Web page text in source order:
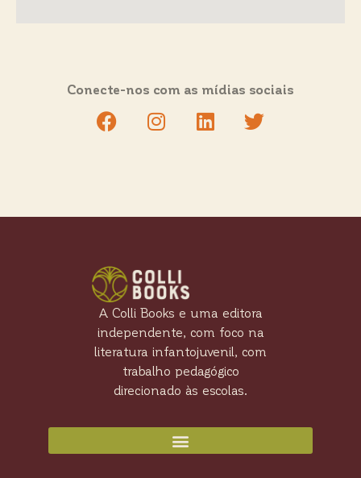
Conecte-nos com as mídias sociais
A Colli Books e uma editora
independente, com foco na
literatura infantojuvenil, com
trabalho pedagógico
direcionado às escolas.